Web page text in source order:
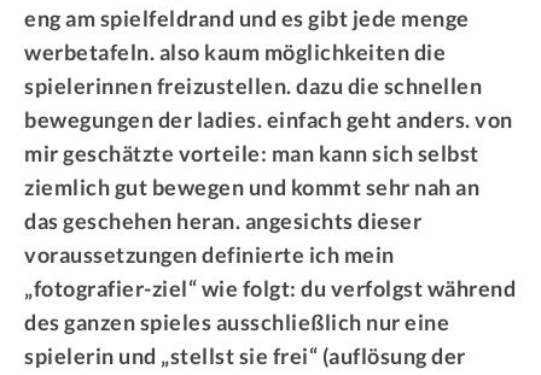
eng am spielfeldrand und es gibt jede menge
werbetafeln. also kaum möglichkeiten die
spielerinnen freizustellen. dazu die schnellen
bewegungen der ladies. einfach geht anders. von
mir geschätzte vorteile: man kann sich selbst
ziemlich gut bewegen und kommt sehr nah an
das geschehen heran. angesichts dieser
voraussetzungen definierte ich mein
„fotografier-ziel“ wie folgt: du verfolgst während
des ganzen spieles ausschließlich nur eine
spielerin und „stellst sie frei“ (auflösung der